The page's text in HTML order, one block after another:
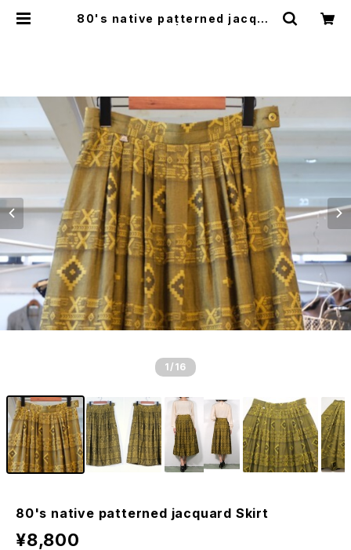
80's native patterned jacqua
1 /16
80's native patterned jacquard Skirt
¥8,800